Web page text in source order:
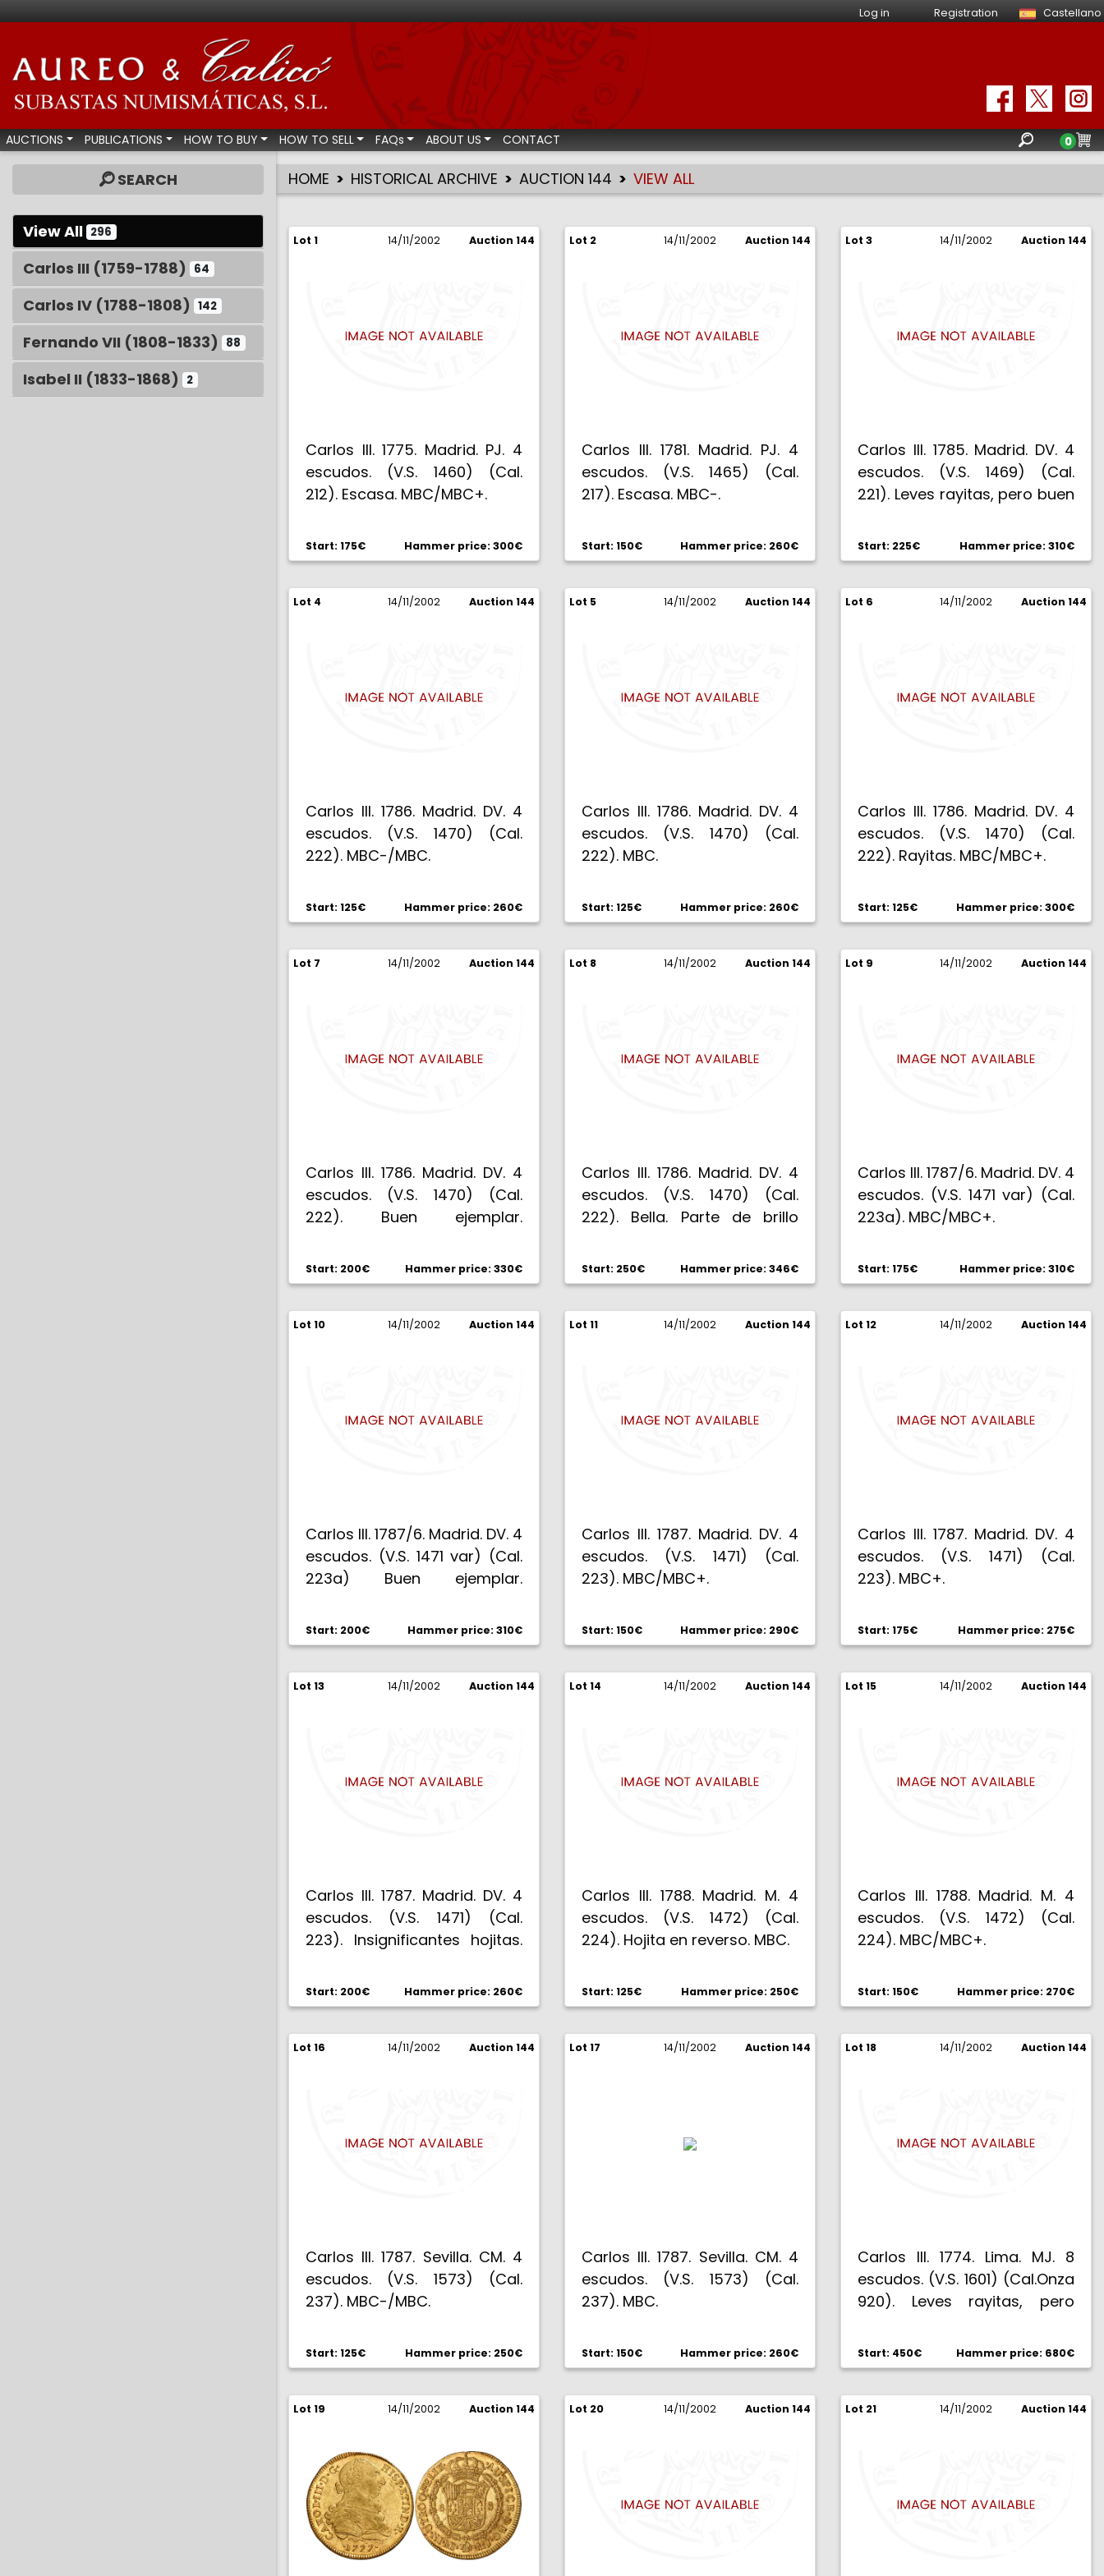
Log in Registration Castellano
Aureo & Calicó - Numismatic auctions
AUCTIONS PUBLICATIONS HOW TO BUY HOW TO SELL FAQs ABOUT US CONTACT 0
SEARCH
View All 296
Carlos III (1759-1788) 64
Carlos IV (1788-1808) 142
Fernando VII (1808-1833) 88
Isabel II (1833-1868) 2
HOME HISTORICAL ARCHIVE AUCTION 144 VIEW ALL
Lot 1 14/11/2002 Auction 144
Carlos III. 1775. Madrid. PJ. 4
escudos. (V.S. 1460) (Cal.
212). Escasa. MBC/MBC+.
Start: 175€ Hammer price: 300€
Lot 2 14/11/2002 Auction 144
Carlos III. 1781. Madrid. PJ. 4
escudos. (V.S. 1465) (Cal.
217). Escasa. MBC-.
Start: 150€ Hammer price: 260€
Lot 3 14/11/2002 Auction 144
Carlos III. 1785. Madrid. DV. 4
escudos. (V.S. 1469) (Cal.
221). Leves rayitas, pero buen
original. Escasa. MBC+/EBC-.
Start: 225€ Hammer price: 310€
Lot 4 14/11/2002 Auction 144
Carlos III. 1786. Madrid. DV. 4
escudos. (V.S. 1470) (Cal.
222). MBC-/MBC.
Start: 125€ Hammer price: 260€
Lot 5 14/11/2002 Auction 144
Carlos III. 1786. Madrid. DV. 4
escudos. (V.S. 1470) (Cal.
222). MBC.
Start: 125€ Hammer price: 260€
Lot 6 14/11/2002 Auction 144
Carlos III. 1786. Madrid. DV. 4
escudos. (V.S. 1470) (Cal.
222). Rayitas. MBC/MBC+.
Start: 125€ Hammer price: 300€
Lot 7 14/11/2002 Auction 144
Carlos III. 1786. Madrid. DV. 4
escudos. (V.S. 1470) (Cal.
222). Buen ejemplar.
Start: 200€ Hammer price: 330€
Lot 8 14/11/2002 Auction 144
Carlos III. 1786. Madrid. DV. 4
escudos. (V.S. 1470) (Cal.
222). Bella. Parte de brillo
Start: 250€ Hammer price: 346€
Lot 9 14/11/2002 Auction 144
Carlos III. 1787/6. Madrid. DV. 4
escudos. (V.S. 1471 var) (Cal.
223a). MBC/MBC+.
Start: 175€ Hammer price: 310€
Lot 10 14/11/2002 Auction 144
Carlos III. 1787/6. Madrid. DV. 4
escudos. (V.S. 1471 var) (Cal.
223a) Buen ejemplar.
Start: 200€ Hammer price: 310€
Lot 11 14/11/2002 Auction 144
Carlos III. 1787. Madrid. DV. 4
escudos. (V.S. 1471) (Cal.
223). MBC/MBC+.
Start: 150€ Hammer price: 290€
Lot 12 14/11/2002 Auction 144
Carlos III. 1787. Madrid. DV. 4
escudos. (V.S. 1471) (Cal.
223). MBC+.
Start: 175€ Hammer price: 275€
Lot 13 14/11/2002 Auction 144
Carlos III. 1787. Madrid. DV. 4
escudos. (V.S. 1471) (Cal.
223). Insignificantes hojitas.
Start: 200€ Hammer price: 260€
Lot 14 14/11/2002 Auction 144
Carlos III. 1788. Madrid. M. 4
escudos. (V.S. 1472) (Cal.
224). Hojita en reverso. MBC.
Start: 125€ Hammer price: 250€
Lot 15 14/11/2002 Auction 144
Carlos III. 1788. Madrid. M. 4
escudos. (V.S. 1472) (Cal.
224). MBC/MBC+.
Start: 150€ Hammer price: 270€
Lot 16 14/11/2002 Auction 144
Carlos III. 1787. Sevilla. CM. 4
escudos. (V.S. 1573) (Cal.
237). MBC-/MBC.
Start: 125€ Hammer price: 250€
Lot 17 14/11/2002 Auction 144
Carlos III. 1787. Sevilla. CM. 4
escudos. (V.S. 1573) (Cal.
237). MBC.
Start: 150€ Hammer price: 260€
Lot 18 14/11/2002 Auction 144
Carlos III. 1774. Lima. MJ. 8
escudos. (V.S. 1601) (Cal.Onza
920). Leves rayitas, pero
EBC.
Start: 450€ Hammer price: 680€
Lot 19 14/11/2002 Auction 144 Lot 20 14/11/2002 Auction 144 Lot 21 14/11/2002 Auction 144